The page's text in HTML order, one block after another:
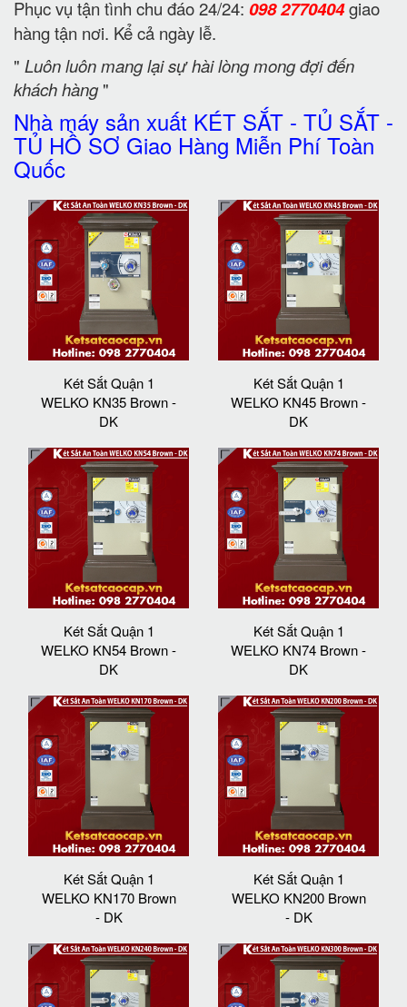
Phục vụ tận tình chu đáo 24/24: 098 2770404giao
hàng tận nơi. Kể cả ngày lễ.
" Luôn luôn mang lại sự hài lòng mong đợi đến
khách hàng"
Nhà máy sản xuất KÉT SẮT - TỦ SẮT -
TỦ HỒ SƠ Giao Hàng Miễn Phí Toàn
Quốc
Két Sắt Quận 1
WELKO KN35 Brown -
DK
Két Sắt Quận 1
WELKO KN45 Brown -
DK
Két Sắt Quận 1
WELKO KN54 Brown -
DK
Két Sắt Quận 1
WELKO KN74 Brown -
DK
Két Sắt Quận 1
WELKO KN170 Brown
- DK
Két Sắt Quận 1
WELKO KN200 Brown
- DK